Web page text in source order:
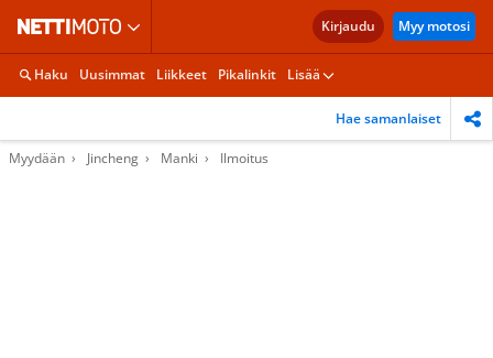
Kirjaudu Myy motosi
Haku Uusimmat Liikkeet Pikalinkit Lisää
Hae samanlaiset
Myydään Jincheng Manki Ilmoitus